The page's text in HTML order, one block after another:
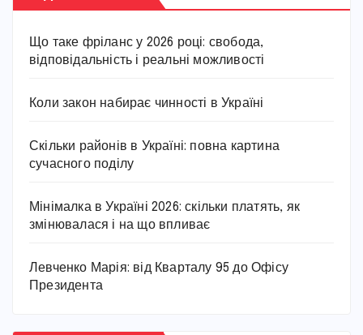
Що таке фріланс у 2026 році: свобода,
відповідальність і реальні можливості
Коли закон набирає чинності в Україні
Скільки районів в Україні: повна картина
сучасного поділу
Мінімалка в Україні 2026: скільки платять, як
змінювалася і на що впливає
Левченко Марія: від Кварталу 95 до Офісу
Президента